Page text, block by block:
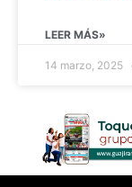
LEER MÁS»
14 marzo, 2025